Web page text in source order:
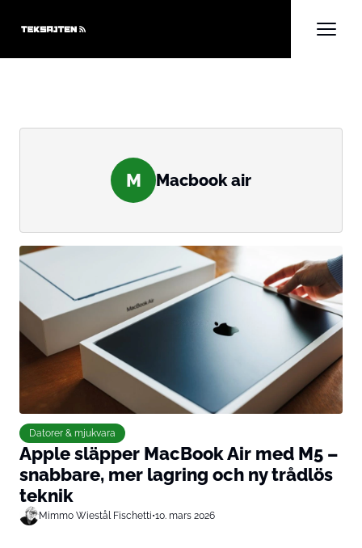
M Macbook air
Datorer & mjukvara
Apple släpper MacBook Air med M5 –
snabbare, mer lagring och ny trådlös
teknik
Mimmo Wiestål Fischetti•10. mars 2026